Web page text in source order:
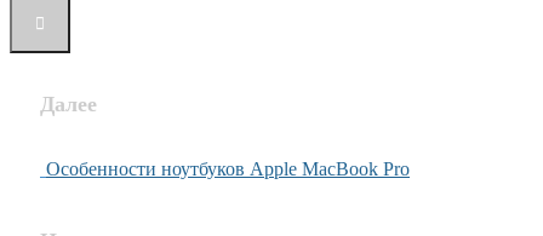
Далее
Особенности ноутбуков Apple MacBook Pro